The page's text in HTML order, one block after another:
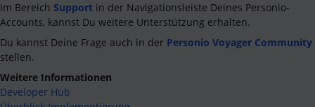
Im Bereich Support in der Navigationsleiste Deines Personio-
Accounts, kannst Du weitere Unterstützung erhalten.
Du kannst Deine Frage auch in der Personio Voyager Community
stellen.
Weitere Informationen
Developer Hub